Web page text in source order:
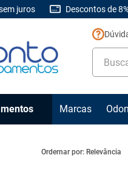
juros Descontos de
Buscar
Marcas
Ordernar por: Relevância